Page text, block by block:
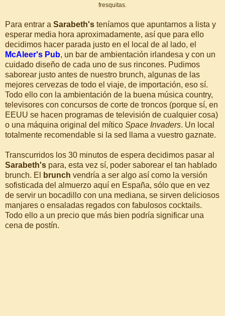
fresquitas.
Para entrar a Sarabeth's teníamos que apuntarnos a lista y
esperar media hora aproximadamente, así que para ello
decidimos hacer parada justo en el local de al lado, el
McAleer's Pub, un bar de ambientación irlandesa y con un
cuidado diseño de cada uno de sus rincones. Pudimos
saborear justo antes de nuestro brunch, algunas de las
mejores cervezas de todo el viaje, de importación, eso sí.
Todo ello con la ambientación de la buena música country,
televisores con concursos de corte de troncos (porque sí, en
EEUU se hacen programas de televisión de cualquier cosa)
o una máquina original del mítico Space Invaders. Un local
totalmente recomendable si la sed llama a vuestro gaznate.
Transcurridos los 30 minutos de espera decidimos pasar al
Sarabeth's para, esta vez sí, poder saborear el tan hablado
brunch. El
brunch vendría a ser algo así como la versión
sofisticada del almuerzo aquí en España, sólo que en vez
de servir un bocadillo con una mediana, se sirven deliciosos
manjares o ensaladas regados con fabulosos cocktails.
Todo ello a un precio que más bien podría significar una
cena de postín.